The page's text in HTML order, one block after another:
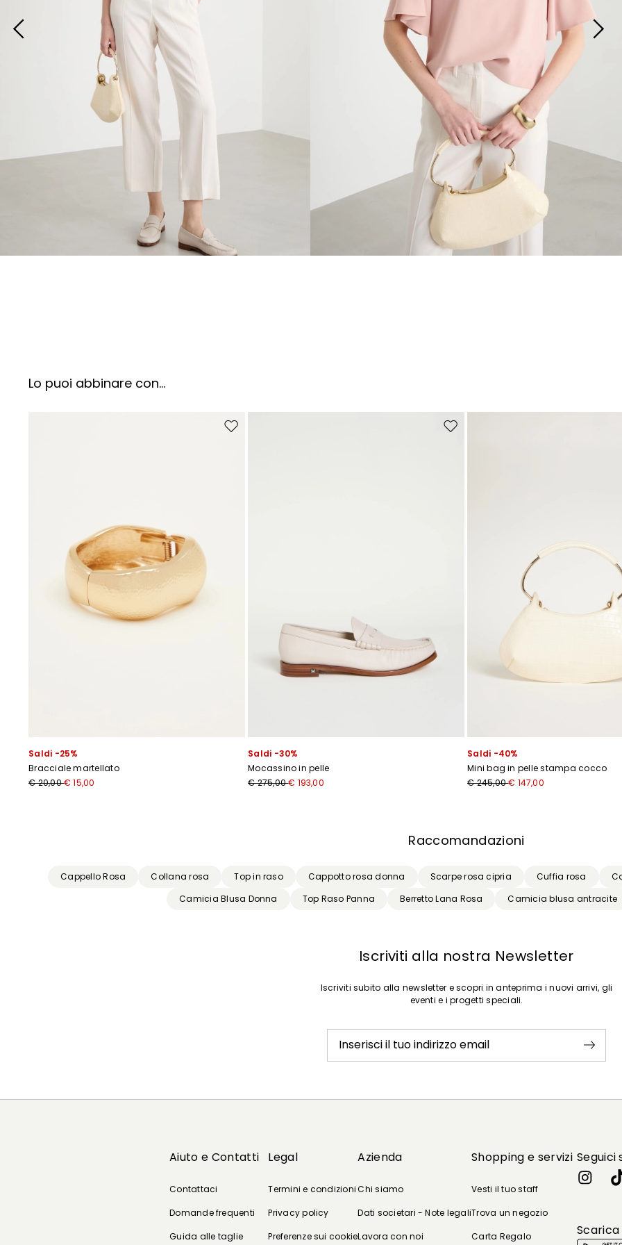
Lo puoi abbinare con...
Sposta nella wishlist
Saldi -25%
Bracciale martellato
€ 20,00€ 15,00
Sposta nella wishlist
Saldi -30%
Mocassino in pelle
€ 275,00€ 193,00
Saldi -40%
Mini bag in pelle stampa cocco
€ 245,00€ 147,00
Raccomandazioni
Cappello Rosa Collana rosa Top in raso Cappotto rosa donna Scarpe rosa cipria Cuffia rosa
Camicia Blusa Donna
Top Raso Panna Berretto Lana Rosa Camicia blusa antracite
Iscriviti alla nostra Newsletter
Iscriviti subito alla newsletter e scopri in anteprima i nuovi arrivi, gli
eventi e i progetti speciali.
Inserisci il tuo indirizzo email
Aiuto e Contatti
Contattaci
Domande frequenti
Guida alle taglie
Legal
Termini e condizioni
Privacy policy
Preferenze sui cookie
Azienda
Chi siamo
Dati societari - Note legali
Lavora con noi
Shopping e servizi
Vesti il tuo staff
Trova un negozio
Carta Regalo
Seguici
Iscriviti subito alla newsletter e scopri in anteprima i nuovi arrivi, gli eventi
Inserisci il tuo indirizzo email*
Ho letto la Privacy Policy*